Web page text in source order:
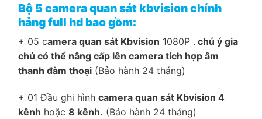
Bộ 5 camera quan sát kbvision chính
hảng full hd bao gồm:
+ 05 camera quan sát Kbvision 1080P . chú ý gia
chủ có thể nâng cấp lên camera tích hợp âm
thanh đàm thoại (Bảo hành 24 tháng)
+ 01 Đầu ghi hình camera quan sát Kbvision 4
kênh hoặc 8 kênh. (Bảo hành 24 tháng)